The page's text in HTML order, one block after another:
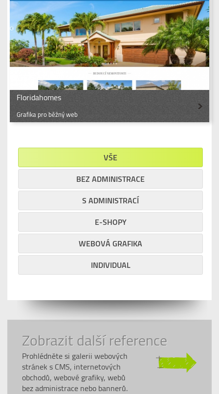
Floridahomes
Grafika pro běžný web
VŠE
BEZ ADMINISTRACE
S ADMINISTRACÍ
E-SHOPY
WEBOVÁ GRAFIKA
INDIVIDUAL
Zobrazit další reference
Prohlédněte si galerii webových
stránek s CMS, internetových
obchodů, webové grafiky, webů
bez administrace nebo bannerů.